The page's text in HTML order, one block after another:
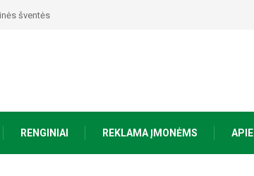
nieko netrūksta“
RENGINIAI REKLAMA ĮMONĖMS APIE